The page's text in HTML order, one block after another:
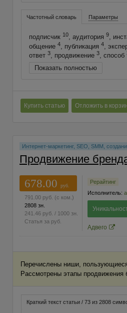
Частотный словарь Параметры
подписчик 10, аудитория 9,
общение 4, публикация 4,
ответ 3, продвижение 3, способ
Показать полностью
Купить статью Отложить в
Интернет-маркетинг, SEO, SMM,
Продвижение
678.00
руб.
791.00 руб. (с ком.)
2808 зн.
241.46 руб. / 1000 зн.
Статья за руб.
Рерайтинг
Исполнитель:
Адвего
Перечислены ниши,
Рассмотрены этапы продвижения
Краткий текст статьи / 73 из 2808